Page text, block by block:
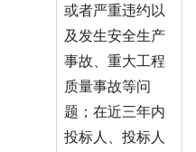
或者严重违约以
及发生安全生产
事故、重大工程
质量事故等问
题；在近三年内
投标人、投标人